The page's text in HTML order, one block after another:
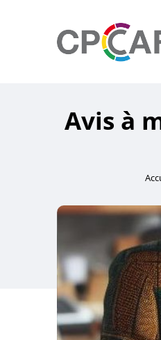
Avis à